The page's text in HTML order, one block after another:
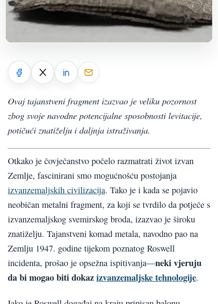
Ovaj tajanstveni fragment izazvao je veliku pozornost
zbog svoje navodne potencijalne sposobnosti levitacije,
potičući znatiželju i daljnja istraživanja.
Otkako je čovječanstvo počelo razmatrati život izvan
Zemlje, fascinirani smo mogućnošću postojanja
izvanzemaljskih civilizacija. Tako je i kada se pojavio
neobičan metalni fragment, za koji se tvrdilo da potječe s
izvanzemaljskog svemirskog broda, izazvao je široku
znatiželju. Tajanstveni komad metala, navodno pao na
Zemlju 1947. godine tijekom poznatog Roswell
incidenta, prošao je opsežna ispitivanja—neki vjeruju
da bi mogao biti dokazizvanzemaljske tehnologije.